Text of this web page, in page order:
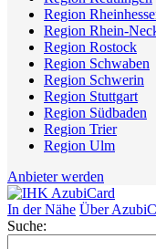
Region
Region Rhein-
Region Rostock
Region Schwaben
Region Schwerin
Region Stuttgart
Region Südbaden
Region Trier
Region Ulm
Anbieter werden
In der Nähe Über
Suche: